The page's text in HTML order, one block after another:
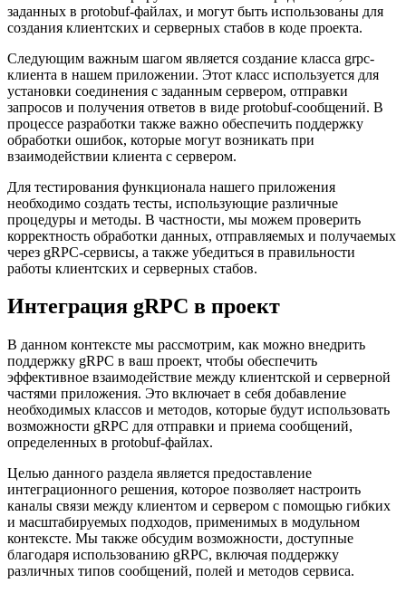
заданных в protobuf-файлах, и могут быть использованы для
создания клиентских и серверных стабов в коде проекта.
Следующим важным шагом является создание класса grpc-
клиента в нашем приложении. Этот класс используется для
установки соединения с заданным сервером, отправки
запросов и получения ответов в виде protobuf-сообщений. В
процессе разработки также важно обеспечить поддержку
обработки ошибок, которые могут возникать при
взаимодействии клиента с сервером.
Для тестирования функционала нашего приложения
необходимо создать тесты, использующие различные
процедуры и методы. В частности, мы можем проверить
корректность обработки данных, отправляемых и получаемых
через gRPC-сервисы, а также убедиться в правильности
работы клиентских и серверных стабов.
Интеграция gRPC в проект
В данном контексте мы рассмотрим, как можно внедрить
поддержку gRPC в ваш проект, чтобы обеспечить
эффективное взаимодействие между клиентской и серверной
частями приложения. Это включает в себя добавление
необходимых классов и методов, которые будут использовать
возможности gRPC для отправки и приема сообщений,
определенных в protobuf-файлах.
Целью данного раздела является предоставление
интеграционного решения, которое позволяет настроить
каналы связи между клиентом и сервером с помощью гибких
и масштабируемых подходов, применимых в модульном
контексте. Мы также обсудим возможности, доступные
благодаря использованию gRPC, включая поддержку
различных типов сообщений, полей и методов сервиса.